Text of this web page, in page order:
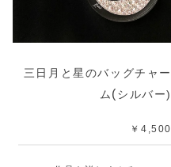
三日月と星のバッグチャー
ム (シルバー)
￥4,500